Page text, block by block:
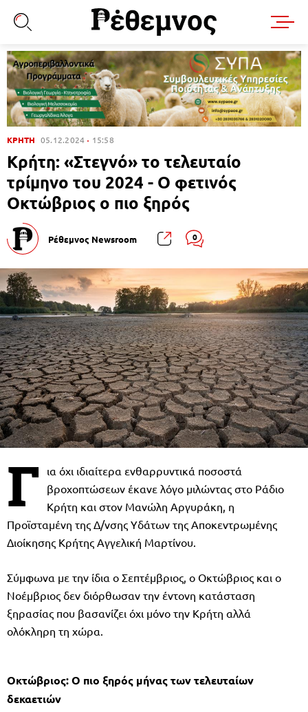
ΚΡΗΤΗ 05.12.2024 15:58
Κρήτη: «Στεγνό» το τελευταίο
τρίμηνο του 2024 - Ο φετινός
Οκτώβριος ο πιο ξηρός
Ρέθεμνος Newsroom 0
Γ ια όχι ιδιαίτερα ενθαρρυντικά ποσοστά
βροχοπτώσεων έκανε λόγο μιλώντας στο Ράδιο
Κρήτη και στον Μανώλη Αργυράκη, η
Προϊσταμένη της Δ/νσης Υδάτων της Αποκεντρωμένης
Διοίκησης Κρήτης Αγγελική Μαρτίνου.
Σύμφωνα με την ίδια ο Σεπτέμβριος, ο Οκτώβριος και ο
Νοέμβριος δεν διόρθωσαν την έντονη κατάσταση
ξηρασίας που βασανίζει όχι μόνο την Κρήτη αλλά
ολόκληρη τη χώρα.
Οκτώβριος: Ο πιο ξηρός μήνας των τελευταίων
δεκαετιών